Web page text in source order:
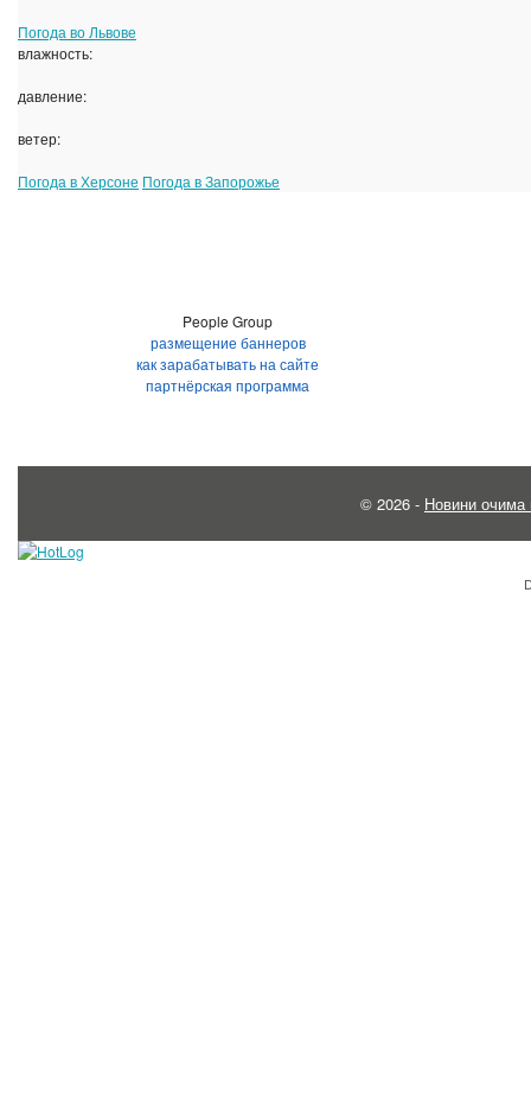
Погода во Львове
влажность:
давление:
ветер:
Погода в Херсоне Погода в Запорожье
People Group
размещение баннеров
как зарабатывать на сайте
партнёрская программа
© 2026 - Новини очима